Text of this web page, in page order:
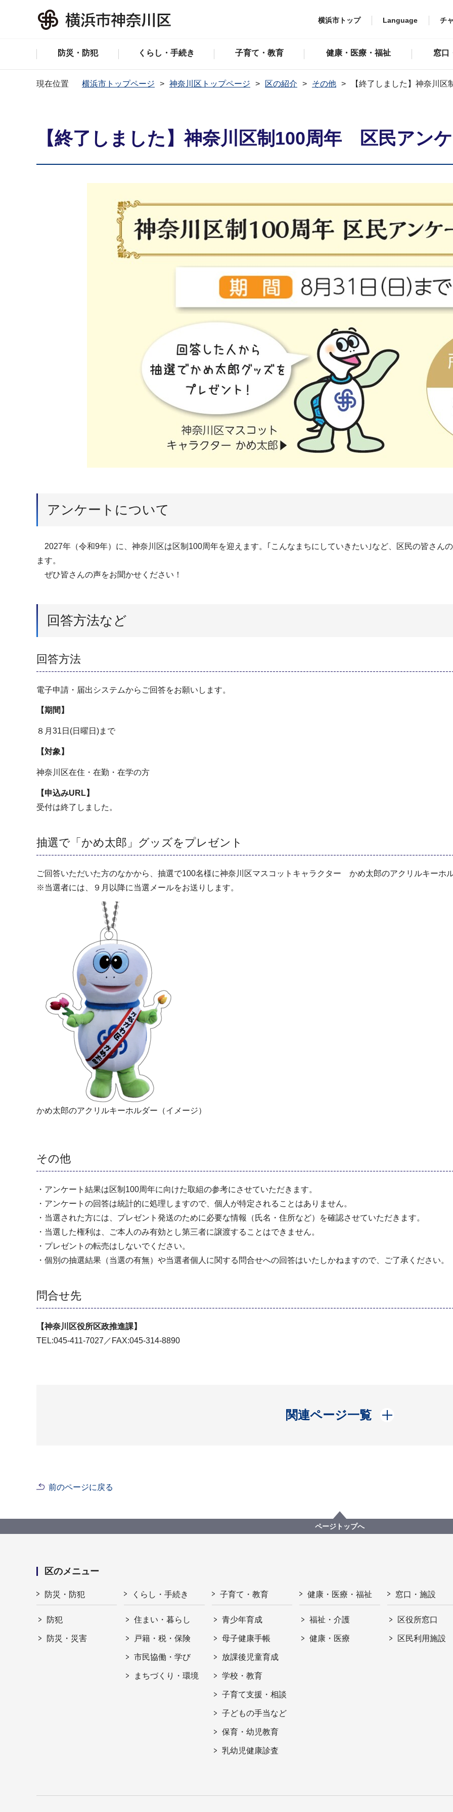
横浜市トップ Language チ
防災・防犯 くらし・手続き 子育て・教育 健康・医療・福祉 窓口
現在位置 横浜市トップページ 神奈川区トップページ 区の紹介 その他 【終了しました】神奈川
【終了しました】神奈川区制100周年 区民アン
アンケートについて
2027年（令和9年）に、神奈川区は区制100周年を迎えます。｢こんなまちにしていきたい｣など、区民の皆さん
ます。
ぜひ皆さんの声をお聞かせください！
回答方法など
回答方法
電子申請・届出システムからご回答をお願いします。
【期間】
８月31日(日曜日)まで
【対象】
神奈川区在住・在勤・在学の方
【申込みURL】
受付は終了しました。
抽選で「かめ太郎」グッズをプレゼント
ご回答いただいた方のなかから、抽選で100名様に神奈川区マスコットキャラクター かめ太郎のアクリルキーホ
※当選者には、９月以降に当選メールをお送りします。
かめ太郎のアクリルキーホルダー（イメージ）
その他
・アンケート結果は区制100周年に向けた取組の参考にさせていただきます。
・アンケートの回答は統計的に処理しますので、個人が特定されることはありません。
・当選された方には、プレゼント発送のために必要な情報（氏名・住所など）を確認させていただきます。
・当選した権利は、ご本人のみ有効とし第三者に譲渡することはできません。
・プレゼントの転売はしないでください。
・個別の抽選結果（当選の有無）や当選者個人に関する問合せへの回答はいたしかねますので、ご了承ください。
問合せ先
【神奈川区役所区政推進課】
TEL:045-411-7027／FAX:045-314-8890
関連ページ一覧
開く
前のページに戻る
ページトップへ
区のメニュー
防災・防犯
防犯
防災・災害
くらし・手続き
住まい・暮らし
戸籍・税・保険
市民協働・学び
まちづくり・環境
子育て・教育
青少年育成
母子健康手帳
放課後児童育成
学校・教育
子育て支援・相談
子どもの手当など
保育・幼児教育
乳幼児健康診査
健康・医療・福祉
福祉・介護
健康・医療
窓口・施設
区役所窓口
区民利用施設